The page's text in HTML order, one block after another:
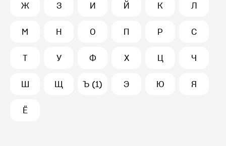
Ж З И Й К Л
М Н О П Р С
Т У Ф Х Ц Ч
Ш Щ Ъ (1) Э Ю Я
Ё